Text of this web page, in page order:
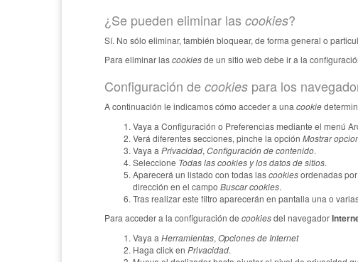
¿Se pueden eliminar las cookies?
Sí. No sólo eliminar, también bloquear, de forma general o
Para eliminar lascookiesde un sitio web debe ir a la
Configuración de cookies para los
A continuación le indicamos cómo acceder a una cookie
Vaya a Configuración o Preferencias mediante el menú
Verá diferentes secciones, pinche la opción Mostrar
Vaya a Privacidad, Configuración de contenido.
Seleccione Todas lascookies y los datos de sitios.
Aparecerá un listado con todas lascookiesordenadas
dirección en el campo Buscar cookies.
Tras realizar este filtro aparecerán en pantalla una o
Para acceder a la configuración de cookiesdel navegador
Vaya a Herramientas, Opciones de Internet
Haga click en Privacidad.